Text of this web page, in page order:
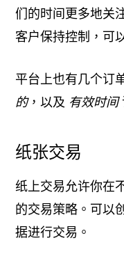
们的时间更多地关
客户保持控制，可
平台上也有几个订
的，以及 有效时间
纸张交易
纸上交易允许你在
的交易策略。可以
据进行交易。